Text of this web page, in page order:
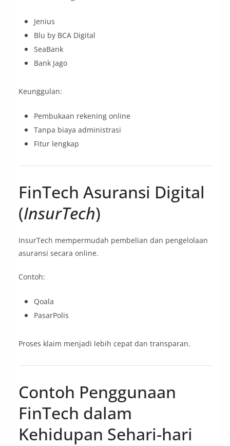
Jenius
Blu by BCA Digital
SeaBank
Bank Jago
Keunggulan:
Pembukaan rekening online
Tanpa biaya administrasi
Fitur lengkap
FinTech Asuransi Digital
(InsurTech)
InsurTech mempermudah pembelian dan pengelolaan
asuransi secara online.
Contoh:
Qoala
PasarPolis
Proses klaim menjadi lebih cepat dan transparan.
Contoh Penggunaan
FinTech dalam
Kehidupan Sehari-hari